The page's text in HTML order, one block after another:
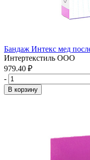
Бандаж Интекс мед
Интертекстиль ООО
979.40 ₽
-
В корзину